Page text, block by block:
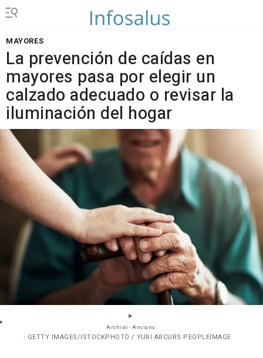
MAYORES
La prevención de caídas en
mayores pasa por elegir un
calzado adecuado o revisar la
iluminación del hogar
Archivo - Anciano.
- GETTY IMAGES/ISTOCKPHOTO / YURI ARCURS PEOPLEIMAGE